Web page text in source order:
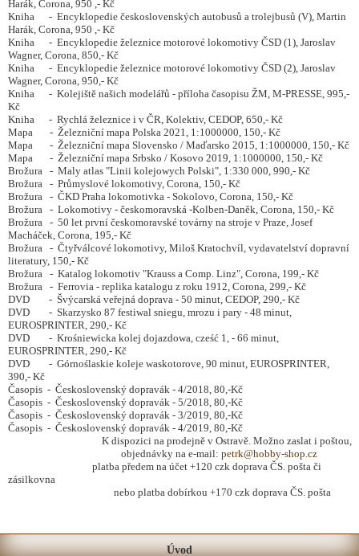
Harák, Corona, 950 ,- Kč
Kniha - Encyklopedie československých autobusů a trolejbusů (V), Martin
Harák, Corona, 950 ,- Kč
Kniha - Encyklopedie železnice motorové lokomotivy ČSD (1), Jaroslav
Wagner, Corona, 850,- Kč
Kniha - Encyklopedie železnice motorové lokomotivy ČSD (2), Jaroslav
Wagner, Corona, 950,- Kč
Kniha - Kolejiště našich modelářů - příloha časopisu ŽM, M-PRESSE, 995,-
Kč
Kniha - Rychlá železnice i v ČR, Kolektiv, CEDOP, 650,- Kč
Mapa - Železniční mapa Polska 2021, 1:1000000, 150,- Kč
Mapa - Železniční mapa Slovensko / Maďarsko 2015, 1:1000000, 150,- Kč
Mapa - Železniční mapa Srbsko / Kosovo 2019, 1:1000000, 150,- Kč
Brožura - Maly atlas "Linii kolejowych Polski", 1:330 000, 990,- Kč
Brožura - Průmyslové lokomotivy, Corona, 150,- Kč
Brožura - ČKD Praha lokomotivka - Sokolovo, Corona, 150,- Kč
Brožura - Lokomotivy - českomoravská -Kolben-Daněk, Corona, 150,- Kč
Brožura - 50 let první českomoravské továrny na stroje v Praze, Josef
Macháček, Corona, 195,- Kč
Brožura - Čtyřválcové lokomotivy, Miloš Kratochvíl, vydavatelství dopravní
literatury, 150,- Kč
Brožura - Katalog lokomotiv "Krauss a Comp. Linz", Corona, 199,- Kč
Brožura - Ferrovia - replika katalogu z roku 1912, Corona, 299,- Kč
DVD - Švýcarská veřejná doprava - 50 minut, CEDOP, 290,- Kč
DVD - Skarzysko 87 festiwal sniegu, mrozu i pary - 48 minut,
EUROSPRINTER, 290,- Kč
DVD - Krośniewicka kolej dojazdowa, cześć 1, - 66 minut,
EUROSPRINTER, 290,- Kč
DVD - Górnoślaskie koleje waskotorove, 90 minut, EUROSPRINTER,
390,- Kč
Časopis - Československý dopravák - 4/2018, 80,-Kč
Časopis - Československý dopravák - 5/2018, 80,-Kč
Časopis - Československý dopravák - 3/2019, 80,-Kč
Časopis - Československý dopravák - 4/2019, 80,-Kč
K dispozici na prodejně v Ostravě. Možno zaslat i poštou,
objednávky na e-mail: petrk@hobby-shop.cz
platba předem na účet +120 czk doprava ČS. pošta či
zásilkovna
nebo platba dobírkou +170 czk doprava ČS. pošta
Úvod